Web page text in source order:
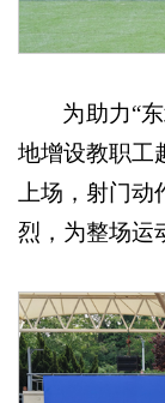
为助力“
地增设教职工
上场，射门动
烈，为整场运